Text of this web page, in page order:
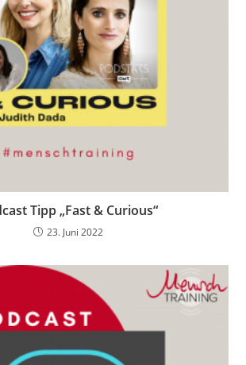
Tipp „Fast & Curious“
23. Juni 2022